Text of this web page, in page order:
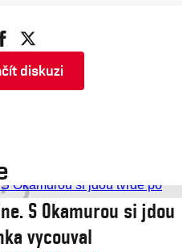
diskuzi
S Okamurou si jdou
vycouval